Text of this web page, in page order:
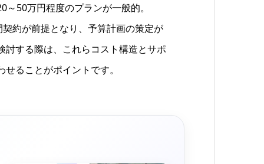
～50万円程度のプランが一般的。
約が前提となり、予算計画の策定が
討する際は、これらコスト構造とサポ
ることがポイントです。